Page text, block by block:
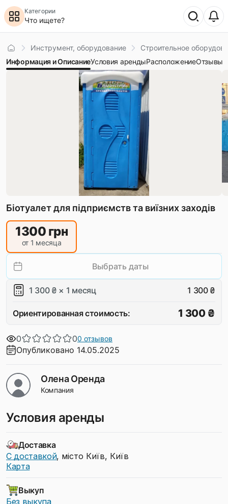
Категории
Что ищете?
ГлавнаяИнструмент, оборудование
Строительное
Информация и ОписаниеУсловия арендыРасположениеОтзывы
Біотуалет для підприємств та виїзних заходів
1300 грн
от 1 месяца
Выбрать даты
1 300 ₴ × 1 месяц 1 300 ₴
Ориентированная стоимость: 1 300 ₴
0 00 отзывов
Опубликовано 14.05.2025
Олена Оренда
Компания
Условия аренды
Доставка
С доставкой, місто Київ, Київ
Карта
Выкуп
Без выкупа